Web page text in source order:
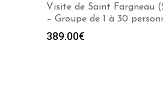
Visite de Saint Fargneau
– Groupe de 1 à 30
389.00€